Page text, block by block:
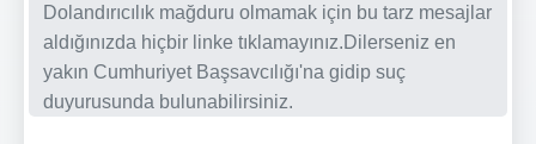
Dolandırıcılık mağduru olmamak için bu tarz mesajlar
aldığınızda hiçbir linke tıklamayınız.Dilerseniz en
yakın Cumhuriyet Başsavcılığı'na gidip suç
duyurusunda bulunabilirsiniz.